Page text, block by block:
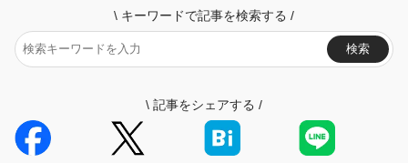
\ キーワードで記事を検索する /
検索
\ 記事をシェアする /